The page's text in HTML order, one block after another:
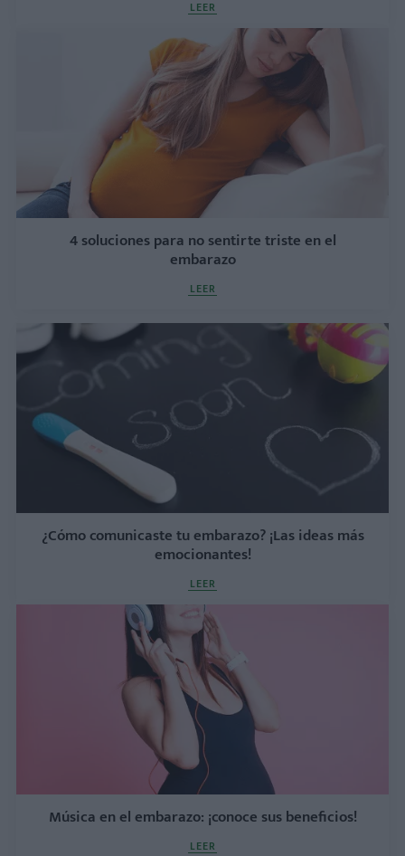
LEER
4 soluciones para no sentirte triste en el
embarazo
LEER
¿Cómo comunicaste tu embarazo? ¡Las ideas más
emocionantes!
LEER
Música en el embarazo: ¡conoce sus beneficios!
LEER